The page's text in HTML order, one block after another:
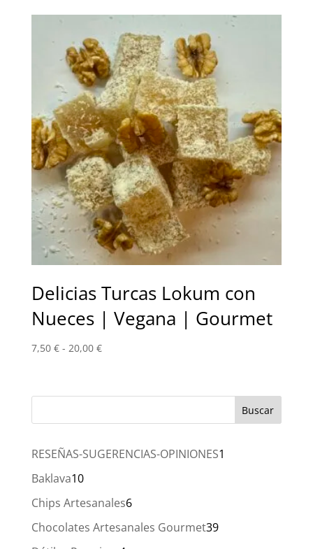
7,50 €
hasta
25,00 €
Delicias Turcas Lokum con
Nueces | Vegana | Gourmet
7,50 € - 20,00 €Rango
desde
hasta
RESEÑAS-SUGERENCIAS-OPINIONES1
Baklava1010
productos
Chips Artesanales66
productos
Chocolates Artesanales Gourmet3939